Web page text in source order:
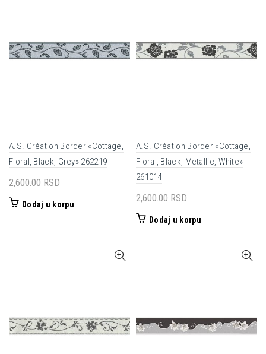
A.S. Création Border «Cottage,
Floral, Black, Grey» 262219
2,600.00 RSD
Dodaj u korpu
A.S. Création Border «Cottage,
Floral, Black, Metallic, White»
261014
2,600.00 RSD
Dodaj u korpu